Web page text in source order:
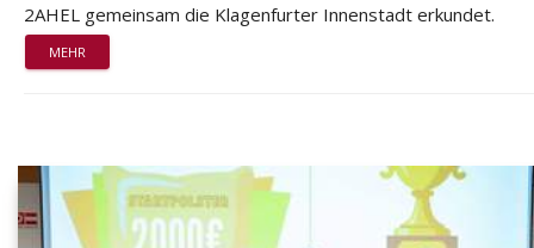
2AHEL gemeinsam die Klagenfurter Innenstadt erkundet.
MEHR